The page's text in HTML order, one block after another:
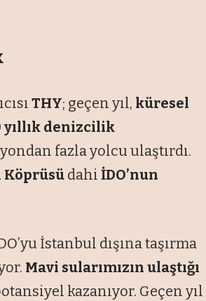
THY; geçen yıl, küresel
yıllık denizcilik
fazla yolcu ulaştırdı.
Köprüsü dahiİDO’nun
İstanbul dışına taşırma
Mavi sularımızın ulaştığı
kazanıyor. Geçen yıl